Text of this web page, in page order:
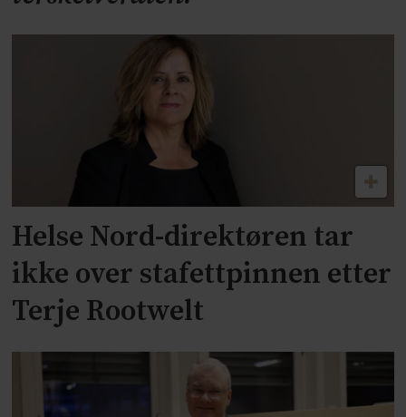
Helse Nord-direktøren tar
ikke over stafettpinnen etter
Terje Rootwelt